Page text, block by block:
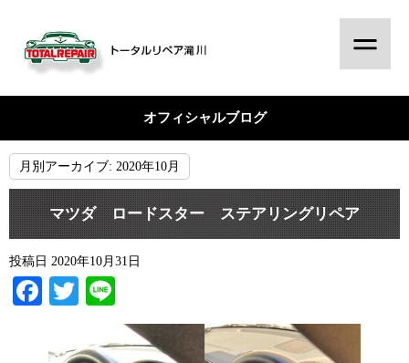
オフィシャルブログ
月別アーカイブ: 2020年10月
マツダ ロードスター ステアリングリペア
投稿日 2020年10月31日
Facebook
Twitter